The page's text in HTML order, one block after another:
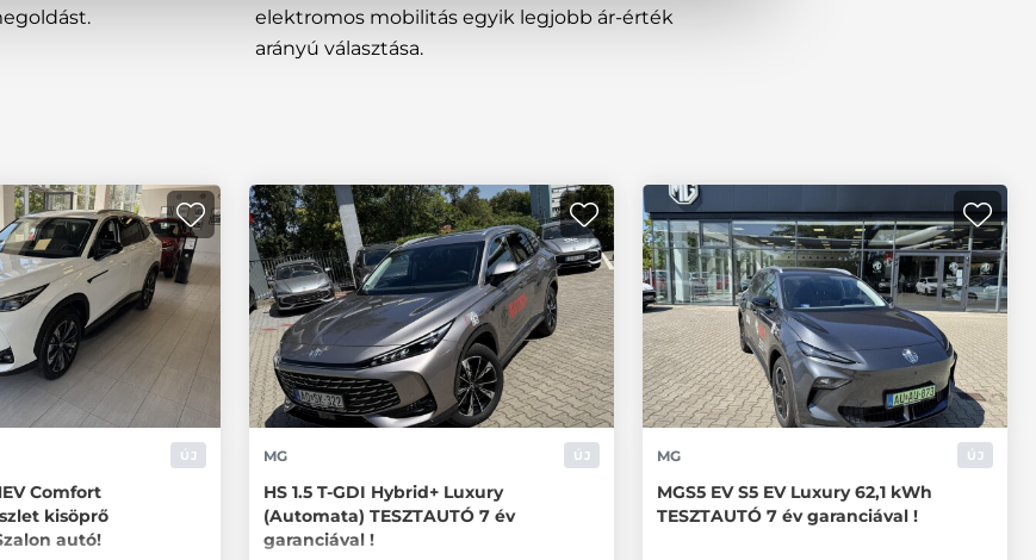
elektromos mobilitás egyik legjobb ár-érték
arányú választása.
ÚJ
Comfort
kisöprő
autó!
ÚJ
MG
HS 1.5 T-GDI Hybrid+ Luxury
(Automata) TESZTAUTÓ 7 év
garanciával !
ÚJ
MG
MGS5 EV S5 EV Luxury 62,1 kWh
TESZTAUTÓ 7 év garanciával !